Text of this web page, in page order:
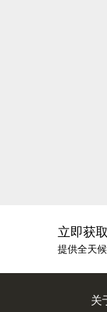
立即获
提供全天
关